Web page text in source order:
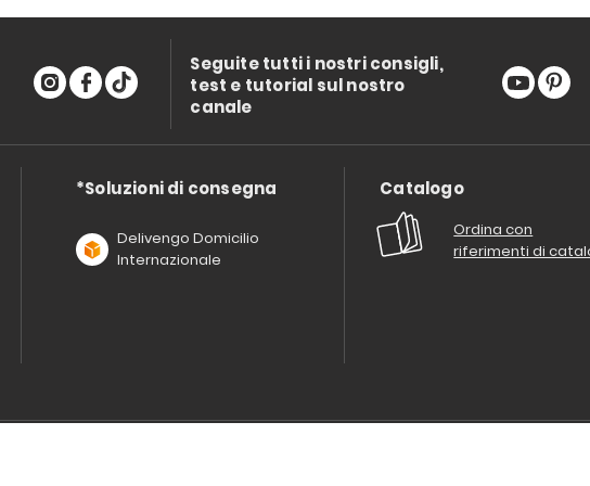
Seguite tutti i nostri consigli,
test e tutorial sul nostro
canale
*Soluzioni di consegna
Delivengo Domicilio
Internazionale
Catalogo
Ordina con
riferimenti di